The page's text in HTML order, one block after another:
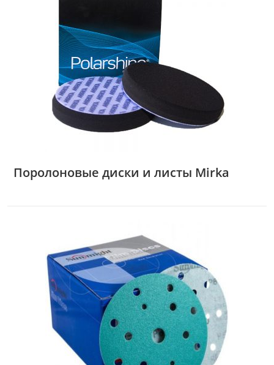
Поролоновые диски и листы Mirka